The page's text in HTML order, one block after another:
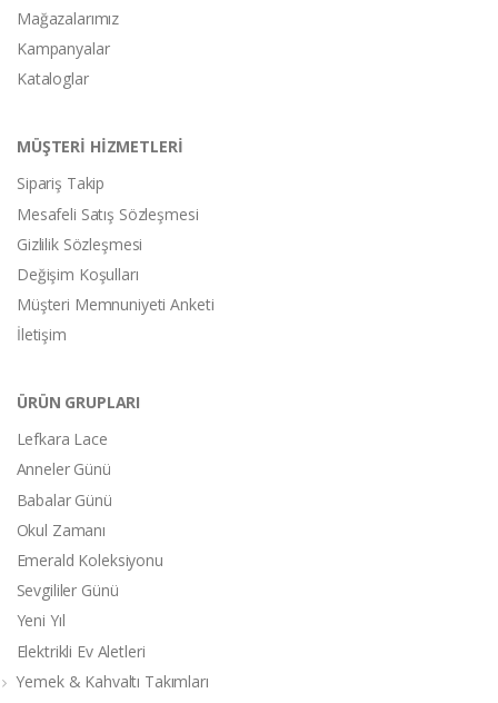
Mağazalarımız
Kampanyalar
Kataloglar
MÜŞTERİ HİZMETLERİ
Sipariş Takip
Mesafeli Satış Sözleşmesi
Gizlilik Sözleşmesi
Değişim Koşulları
Müşteri Memnuniyeti Anketi
İletişim
ÜRÜN GRUPLARI
Lefkara Lace
Anneler Günü
Babalar Günü
Okul Zamanı
Emerald Koleksiyonu
Sevgililer Günü
Yeni Yıl
Elektrikli Ev Aletleri
Yemek & Kahvaltı Takımları